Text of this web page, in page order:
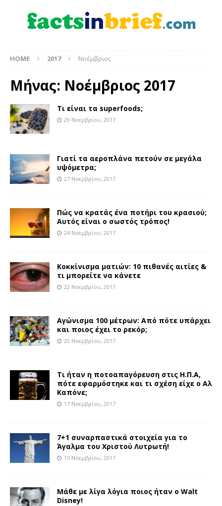
HOME 2017 Νοέμβριος
Μήνας: Νοέμβριος 2017
Τι είναι τα superfoods;
29 Νοεμβρίου, 2017
Γιατί τα αεροπλάνα πετούν σε μεγάλα
υψόμετρα;
27 Νοεμβρίου, 2017
Πώς να κρατάς ένα ποτήρι του κρασιού;
Αυτός είναι ο σωστός τρόπος!
24 Νοεμβρίου, 2017
Κοκκίνισμα ματιών: 10 πιθανές αιτίες &
τι μπορείτε να κάνετε
22 Νοεμβρίου, 2017
Αγώνισμα 100 μέτρων: Από πότε υπάρχει
και ποιος έχει το ρεκόρ;
20 Νοεμβρίου, 2017
Τι ήταν η ποτοαπαγόρευση στις Η.Π.Α,
πότε εφαρμόστηκε και τι σχέση είχε ο Αλ
Καπόνε;
17 Νοεμβρίου, 2017
7+1 συναρπαστικά στοιχεία για το
Άγαλμα του Χριστού Λυτρωτή!
15 Νοεμβρίου, 2017
Μάθε με λίγα λόγια ποιος ήταν ο Walt
Disney!